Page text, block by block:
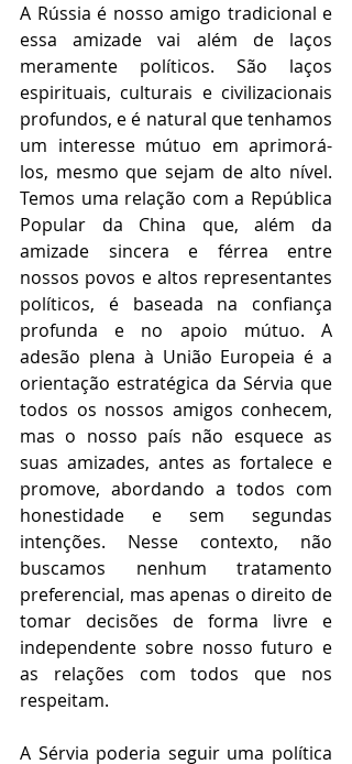
A Rússia é nosso amigo tradicional e
essa amizade vai além de laços
meramente políticos. São laços
espirituais, culturais e civilizacionais
profundos, e é natural que tenhamos
um interesse mútuo em aprimorá-
los, mesmo que sejam de alto nível.
Temos uma relação com a República
Popular da China que, além da
amizade sincera e férrea entre
nossos povos e altos representantes
políticos, é baseada na confiança
profunda e no apoio mútuo. A
adesão plena à União Europeia é a
orientação estratégica da Sérvia que
todos os nossos amigos conhecem,
mas o nosso país não esquece as
suas amizades, antes as fortalece e
promove, abordando a todos com
honestidade e sem segundas
intenções. Nesse contexto, não
buscamos nenhum tratamento
preferencial, mas apenas o direito de
tomar decisões de forma livre e
independente sobre nosso futuro e
as relações com todos que nos
respeitam.
A Sérvia poderia seguir uma política